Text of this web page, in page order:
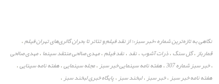
نگاهی به تازه‌ترین شماره «خبر سبز»؛ از نقد فیلم و تئاتر تا بحران گالری‌های تهران فیلم،
قمارباز،گل سنگ ،ذرات آشوب ،نقد ،نقد فیلم،مهدی صالحی منتقد سینما ،مهدی صالحی
،خبر سبز شماره 307 ،هفته نامه سینمایی خبر سبز،مجله سینمایی،هفته نامه سینایی،
هفته نامه خبر سبز،خبر سبز،لبخند سبز،پایگاه خبری لبخند سبز،